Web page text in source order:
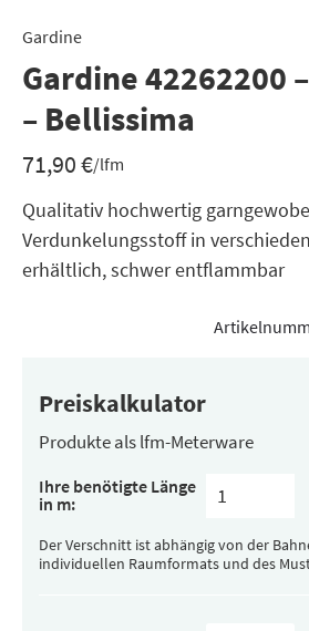
Gardine
Gardine 42262200
– Bellissima
71,90€/lfm
Qualitativ hochwertig
Verdunkelungsstoff in
erhältlich, schwer entflammbar
Preiskalkulator
Produkte als lfm-Meterware
Ihre benötigte Länge
in m:
Der Verschnitt ist abhängig von der
individuellen Raumformats und des